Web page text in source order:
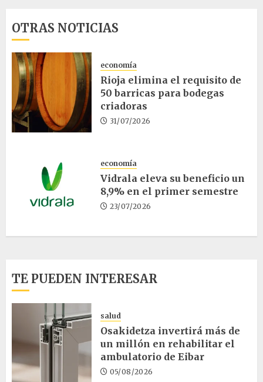
OTRAS NOTICIAS
economía
Rioja elimina el requisito de
50 barricas para bodegas
criadoras
31/07/2026
economía
Vidrala eleva su beneficio un
8,9% en el primer semestre
23/07/2026
TE PUEDEN INTERESAR
salud
Osakidetza invertirá más de
un millón en rehabilitar el
ambulatorio de Eibar
05/08/2026